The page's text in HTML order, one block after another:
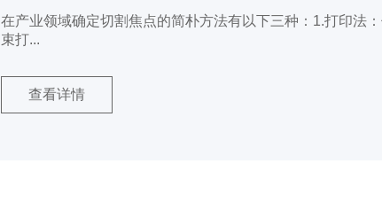
在产业领域确定切割焦点的简朴方法有以下三种：1.打印法
束打...
查看详情